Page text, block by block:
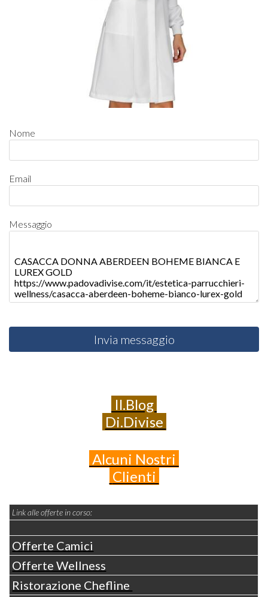
Nome
Email
Messaggio
Invia messaggio
Il.Blog
Di.Divise
Alcuni Nostri
Clienti
Link alle offerte in corso:
Offerte Camici
Offerte Wellness
Ristorazione Chefline